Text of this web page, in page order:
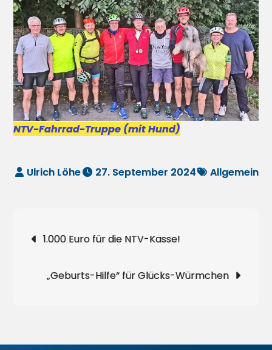
NTV-Fahrrad-Truppe (mit Hund)
27. September 2024 Allgemein
1.000 Euro für die NTV-Kasse!
„Geburts-Hilfe“ für Glücks-Würmchen